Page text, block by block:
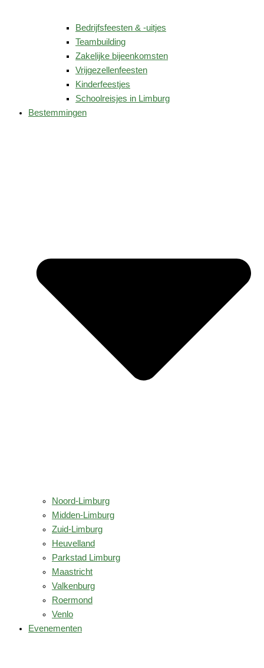
Bedrijfsfeesten & -uitjes
Teambuilding
Zakelijke bijeenkomsten
Vrijgezellenfeesten
Kinderfeestjes
Schoolreisjes in Limburg
Bestemmingen
Noord-Limburg
Midden-Limburg
Zuid-Limburg
Heuvelland
Parkstad Limburg
Maastricht
Valkenburg
Roermond
Venlo
Evenementen